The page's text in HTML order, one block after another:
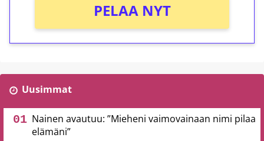
PELAA NYT
Uusimmat
Nainen avautuu: ”Mieheni vaimovainaan nimi pilaa
elämäni”